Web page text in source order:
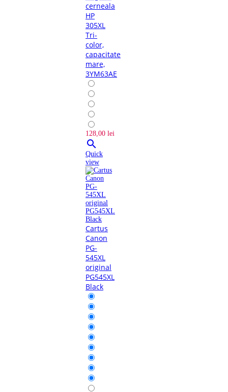
cerneala
HP
305XL
Tri-
color,
capacitate
mare,
3YM63AE
128,00 lei

Quick
view
Cartus
Canon
PG-
545XL
original
PG545XL
Black